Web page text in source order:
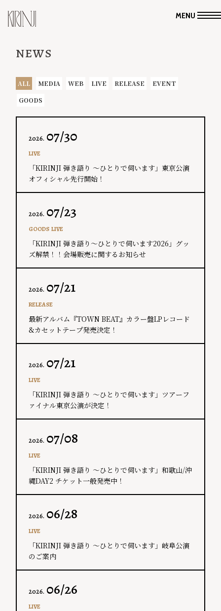
MENU
NEWS
ALL MEDIA WEB LIVE RELEASE
EVENT
GOODS
2026. 07/30
LIVE
「KIRINJI 弾き語り ～ひとりで伺います」東京公演
オフィシャル先行開始！
2026. 07/23
GOODS LIVE
​「KIRINJI 弾き語り～ひとりで伺います2026」グッ
ズ解禁！！会場販売に関するお知らせ
2026. 07/21
RELEASE
最新アルバム『TOWN BEAT』カラー盤LPレコード
&カセットテープ発売決定！
2026. 07/21
LIVE
「KIRINJI 弾き語り ～ひとりで伺います」ツアーフ
ァイナル東京公演が決定！
2026. 07/08
LIVE
「KIRINJI 弾き語り ～ひとりで伺います」和歌山/沖
縄DAY2 チケット一般発売中！
2026. 06/28
LIVE
「KIRINJI 弾き語り ～ひとりで伺います」岐阜公演
のご案内
2026. 06/26
LIVE